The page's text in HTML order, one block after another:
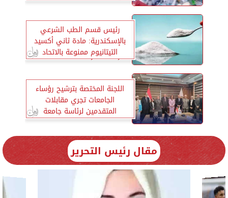
رئيس قسم الطب الشرعي
بالإسكندرية: مادة ثاني أكسيد
التيتانيوم ممنوعة بالاتحاد
الأوروبي لأنها تسبب التسمم
اللجنة المختصة بترشيح رؤساء
الجامعات تجري مقابلات
المتقدمين لرئاسة جامعة
الإسكندرية
مقال رئيس التحرير